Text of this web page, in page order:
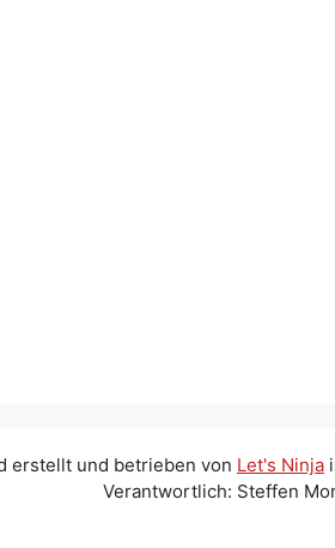
erstellt und betrieben von Let's Ninja
Verantwortlich: Steffen